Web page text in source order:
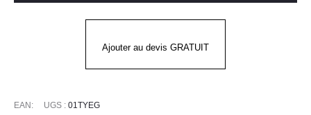
TYPHON+
Ajouter au devis GRATUIT
EAN: UGS : 01TYEG